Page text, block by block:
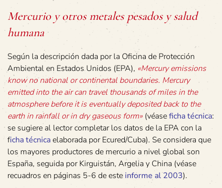
Mercurio y otros metales pesados y salud
humana
Según la descripción dada por la Oficina de Protección
Ambiental en Estados Unidos (EPA), «Mercury emissions
know no national or continental boundaries. Mercury
emitted into the air can travel thousands of miles in the
atmosphere before it is eventually deposited back to the
earth in rainfall or in dry gaseous form» (véaseficha técnica:
se sugiere al lector completar los datos de la EPA con la
ficha técnicaelaborada por Ecured/Cuba). Se considera que
los mayores productores de mercurio a nivel global son
España, seguida por Kirguistán, Argelia y China (véase
recuadros en páginas 5-6 de este informe al 2003).